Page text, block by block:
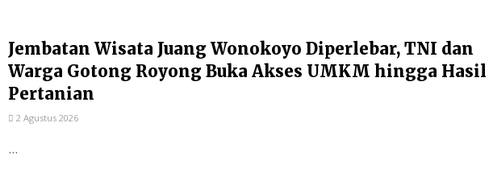
Jembatan Wisata Juang Wonokoyo Diperlebar, TNI dan
Warga Gotong Royong Buka Akses UMKM hingga Hasil
Pertanian
2 Agustus 2026
...